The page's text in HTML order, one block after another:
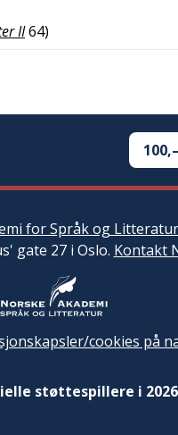
II64)
100,–
for Språk og Litteratur
gate 27 i Oslo. Kontakt
cookies på
støttespillere i 2026